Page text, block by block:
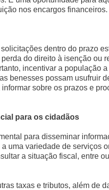
nos encargos financeiros.
dentro do prazo
do direito à isenção ou
incentivar a população
benesses possam usufruir
sobre os prazos e
para os cidadãos
para disseminar
uma variedade de serviços
a situação fiscal, entre
taxas e tributos, além de